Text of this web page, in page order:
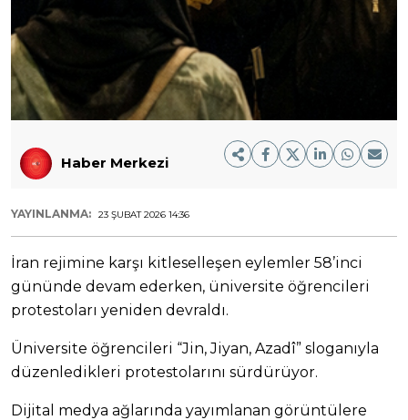
Haber Merkezi
YAYINLANMA: 23 ŞUBAT 2026 14:36
İran rejimine karşı kitleselleşen eylemler 58’inci
gününde devam ederken, üniversite öğrencileri
protestoları yeniden devraldı.
Üniversite öğrencileri “Jin, Jiyan, Azadî” sloganıyla
düzenledikleri protestolarını sürdürüyor.
Dijital medya ağlarında yayımlanan görüntülere